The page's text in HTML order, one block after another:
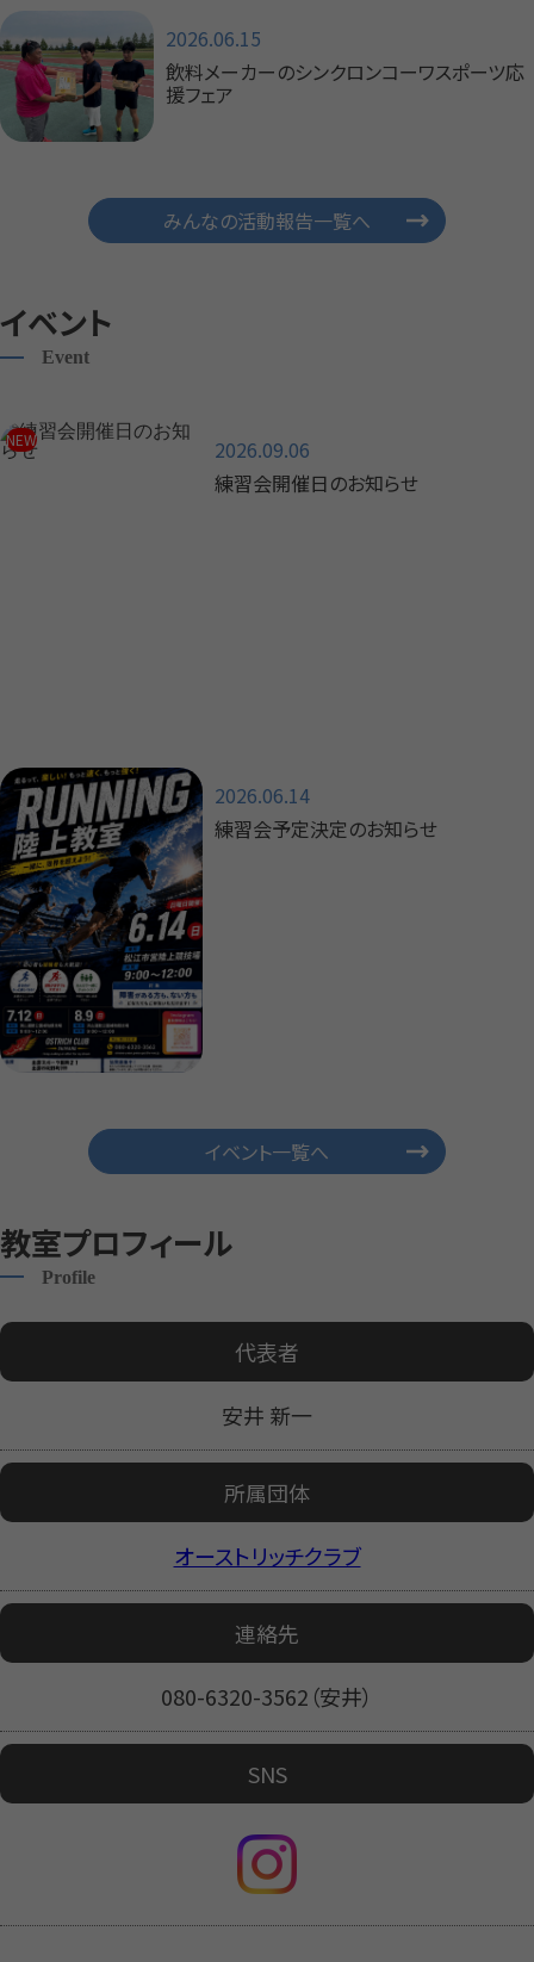
2026.06.15
飲料メーカーのシンクロンコーワスポーツ応
援フェア
みんなの活動報告一覧へ
イベント
Event
2026.09.06
練習会開催日のお知らせ
2026.06.14
練習会予定決定のお知らせ
イベント一覧へ
教室プロフィール
Profile
代表者
安井 新一
所属団体
オーストリッチクラブ
連絡先
080-6320-3562（安井）
SNS